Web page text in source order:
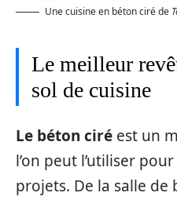
Une cuisine en béton ciré de
Le meilleur
sol de cuisine
Le béton ciré est un
l’on peut l’utiliser
projets. De la salle de